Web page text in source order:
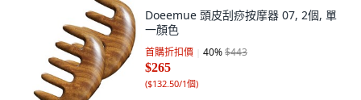
Doeemue 頭皮刮痧按摩器 07, 2個, 單
一顏色
首購折扣價 40%$443
$265
($132.50/1個)